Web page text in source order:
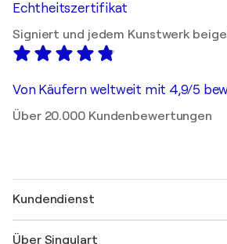
Echtheitszertifikat
Signiert und jedem Kunstwerk
Von Käufern weltweit mit 4,9/5
Über 20.000 Kundenbewertungen
Kundendienst
Über Singulart